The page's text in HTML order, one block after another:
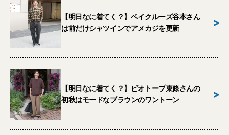
【明日なに着てく？】ベイクルーズ谷本さん
は前だけシャツインでアメカジを更新
>
【明日なに着てく？】ビオトープ東條さんの
初秋はモードなブラウンのワントーン
>